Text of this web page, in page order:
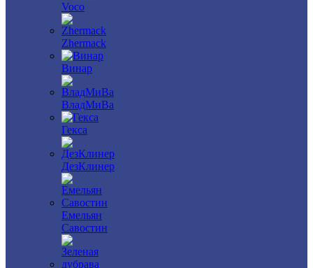
Voco
Zhermack
Винар
ВладМиВа
Гекса
ДезКлинер
Емельян
Савостин